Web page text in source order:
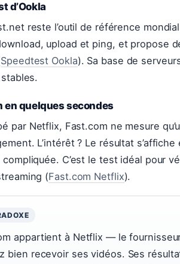
d’Ookla
reste l’outil de référence
upload et ping, et propose
Speedtest Ookla). Sa base de
en quelques secondes
par Netflix, Fast.com ne mesure
L’intérêt ? Le résultat
C’est le test idéal pour
(Fast.com Netflix).
appartient à Netflix — le
bien recevoir ses vidéos. Ses